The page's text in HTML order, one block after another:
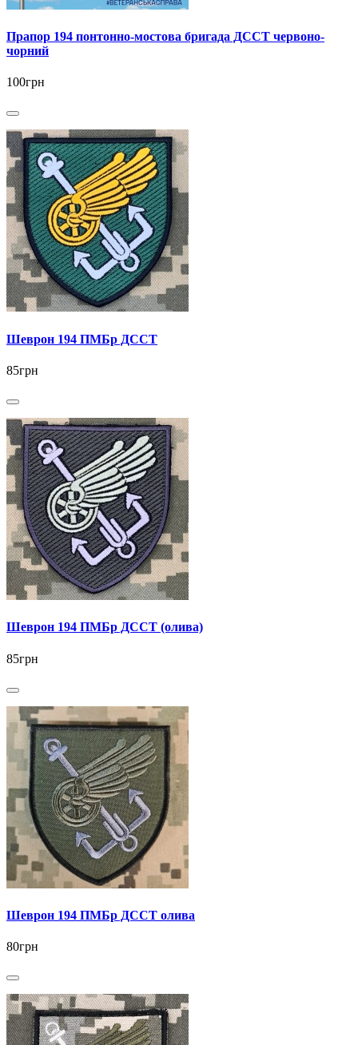
Прапор 194 понтонно-мостова бригада ДССТ червоно-
чорний
100грн
Шеврон 194 ПМБр ДССТ
85грн
Шеврон 194 ПМБр ДССТ (олива)
85грн
Шеврон 194 ПМБр ДССТ олива
80грн